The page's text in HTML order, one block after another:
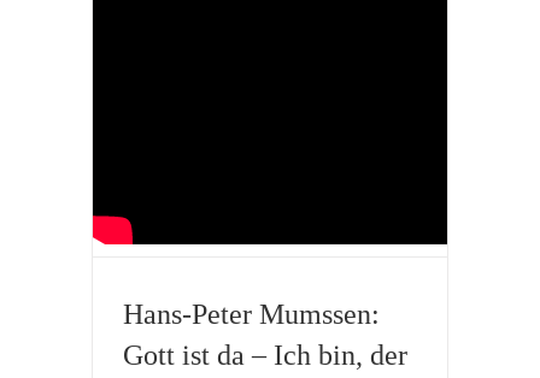
Hans-Peter Mumssen:
Gott ist da – Ich bin, der